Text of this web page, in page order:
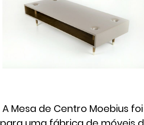
A Mesa de Centro Moebius